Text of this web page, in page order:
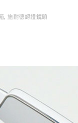
, 施耐德認證鏡頭